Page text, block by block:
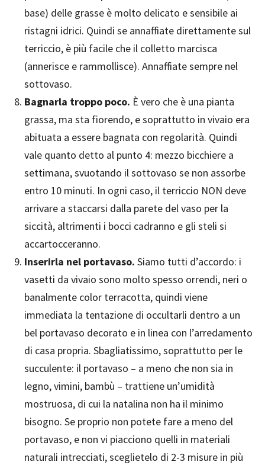
base) delle grasse è molto delicato e sensibile ai
ristagni idrici. Quindi se annaffiate direttamente sul
terriccio, è più facile che il colletto marcisca
(annerisce e rammollisce). Annaffiate sempre nel
sottovaso.
Bagnarla troppo poco. È vero che è una pianta
grassa, ma sta fiorendo, e soprattutto in vivaio era
abituata a essere bagnata con regolarità. Quindi
vale quanto detto al punto 4: mezzo bicchiere a
settimana, svuotando il sottovaso se non assorbe
entro 10 minuti. In ogni caso, il terriccio NON deve
arrivare a staccarsi dalla parete del vaso per la
siccità, altrimenti i bocci cadranno e gli steli si
accartocceranno.
Inserirla nel portavaso. Siamo tutti d’accordo: i
vasetti da vivaio sono molto spesso orrendi, neri o
banalmente color terracotta, quindi viene
immediata la tentazione di occultarli dentro a un
bel portavaso decorato e in linea con l’arredamento
di casa propria. Sbagliatissimo, soprattutto per le
succulente: il portavaso – a meno che non sia in
legno, vimini, bambù – trattiene un’umidità
mostruosa, di cui la natalina non ha il minimo
bisogno. Se proprio non potete fare a meno del
portavaso, e non vi piacciono quelli in materiali
naturali intrecciati, sceglietelo di 2-3 misure in più